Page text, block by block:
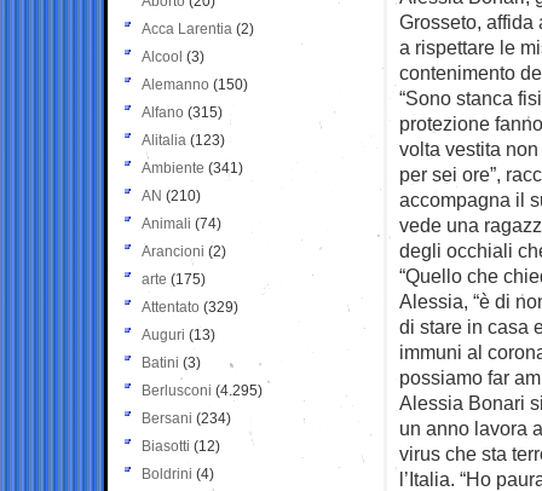
Grosseto, affida
a rispettare le
contenimento
“Sono stanca
protezione
volta vestita
per sei ore”,
accompagna il
vede una
degli occhiali
“Quello che
Alessia, “è di
di stare in casa
immuni al
possiamo far
Alessia Bonari
un anno lavora
virus che sta
l’Italia. “Ho
Acca Larentia (2)
Alcool (3)
Alemanno (150)
Alfano (315)
Alitalia (123)
Ambiente (341)
AN (210)
Animali (74)
Arancioni (2)
arte (175)
Attentato (329)
Auguri (13)
Batini (3)
Berlusconi (4.295)
Bersani (234)
Biasotti (12)
Boldrini (4)